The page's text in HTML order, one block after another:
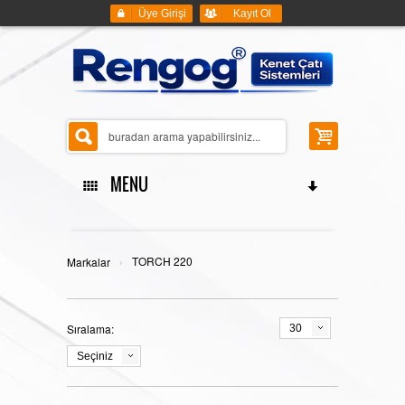
Üye Girişi Kayıt Ol
MENU
ANASAYFA
KENET ÇATI SİSTEMLERİ
Markalar › TORCH 220
Sıralama:
Seçiniz
30